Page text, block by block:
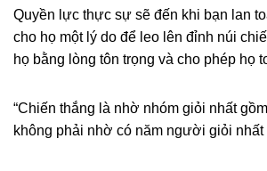
Quyền lực thực sự sẽ đến khi bạn lan
cho họ một lý do để leo lên đỉnh núi
họ bằng lòng tôn trọng và cho phép họ
“Chiến thắng là nhờ nhóm giỏi nhất
không phải nhờ có năm người giỏi nhất